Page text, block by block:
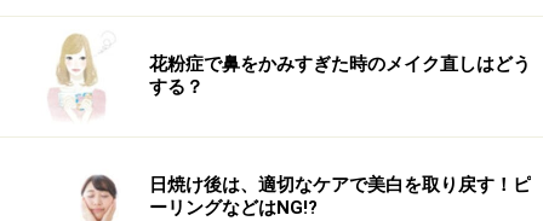
花粉症で鼻をかみすぎた時のメイク直しはどう
する？
日焼け後は、適切なケアで美白を取り戻す！ピ
ーリングなどはNG!?